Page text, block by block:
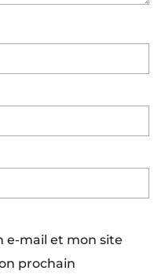
e-mail et mon site
prochain